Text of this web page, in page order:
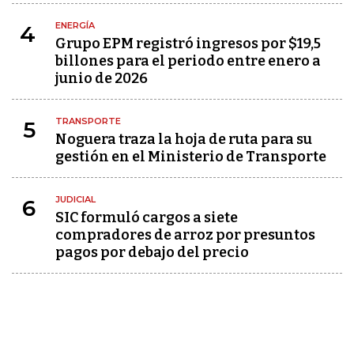
4 ENERGÍA
Grupo EPM registró ingresos por $19,5
billones para el periodo entre enero a
junio de 2026
5 TRANSPORTE
Noguera traza la hoja de ruta para su
gestión en el Ministerio de Transporte
6 JUDICIAL
SIC formuló cargos a siete
compradores de arroz por presuntos
pagos por debajo del precio